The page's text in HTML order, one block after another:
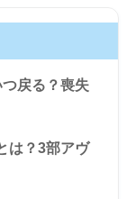
戻る？喪失
は？3部アヴ